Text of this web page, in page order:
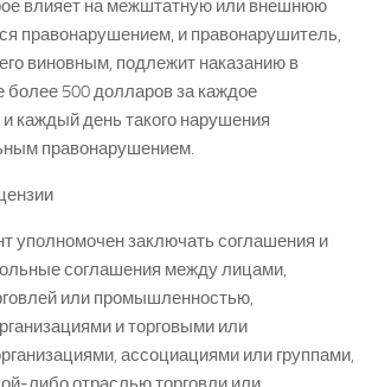
влияет на межштатную или внешнюю
правонарушением, и правонарушитель,
виновным, подлежит наказанию в
500 долларов за каждое
каждый день такого нарушения
правонарушением.
уполномочен заключать соглашения и
соглашения между лицами,
или промышленностью,
и торговыми или
ассоциациями или группами,